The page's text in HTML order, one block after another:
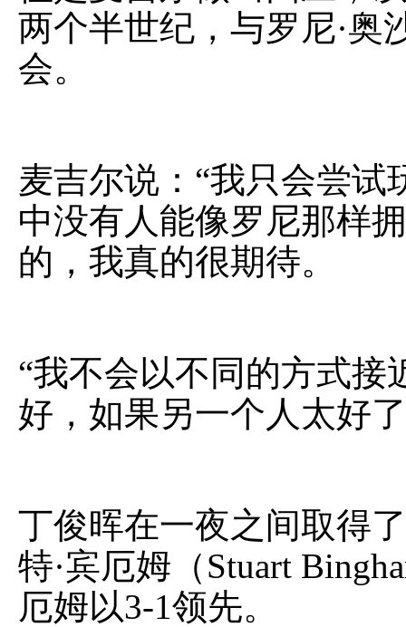
两个半世纪，与罗尼·奥
会。
麦吉尔说：“我只会尝试
中没有人能像罗尼那样
的，我真的很期待。
“我不会以不同的方式接
好，如果另一个人太好
丁俊晖在一夜之间取得
特·宾厄姆（Stuart
厄姆以3-1领先。